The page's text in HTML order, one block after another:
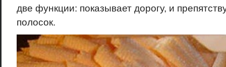
две функции: показывает дорогу, и
полосок.